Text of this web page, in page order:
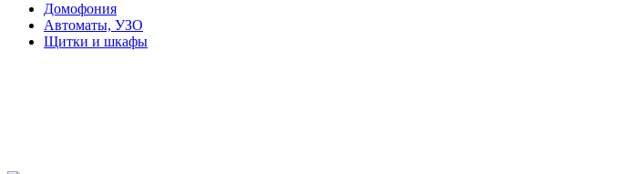
Домофония
Автоматы, УЗО
Щитки и шкафы